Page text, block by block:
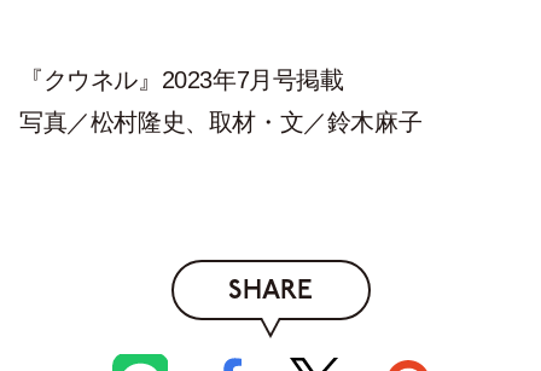
『クウネル』2023年7月号掲載
写真／松村隆史、取材・文／鈴木麻子
SHARE